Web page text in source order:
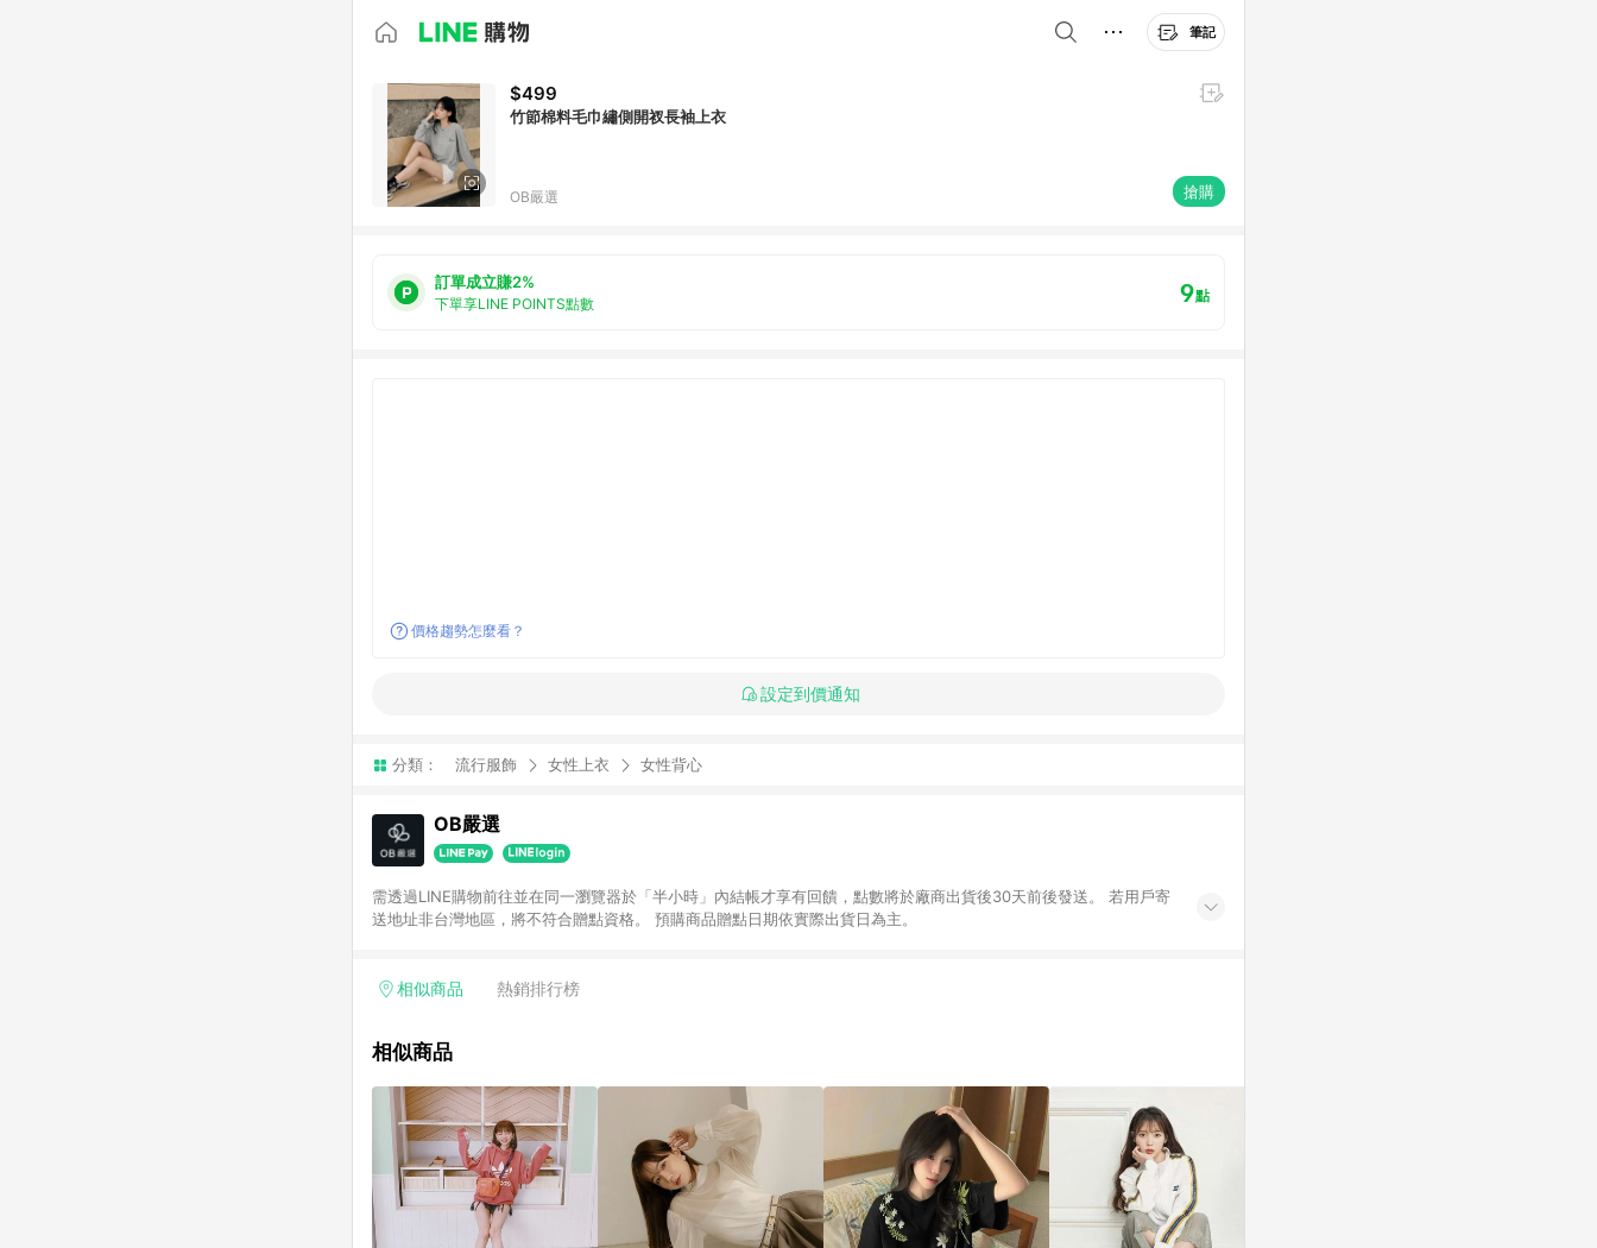
筆記
$499
竹節棉料毛巾繡側開衩長袖上衣
OB嚴選 搶購
訂單成立賺2%
下單享LINE POINTS點數 9點
價格趨勢怎麼看？
設定到價通知
分類： 流行服飾 女性上衣 女性背心
OB嚴選
需透過LINE購物前往並在同一瀏覽器於「半小時」內結帳才享有回饋，點數將於廠商出貨後30天前後發送。 若用戶寄
送地址非台灣地區，將不符合贈點資格。 預購商品贈點日期依實際出貨日為主。
相似商品 熱銷排行榜
相似商品